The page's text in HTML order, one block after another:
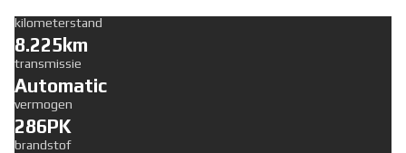
kilometerstand
8.225km
transmissie
Automatic
vermogen
286PK
brandstof